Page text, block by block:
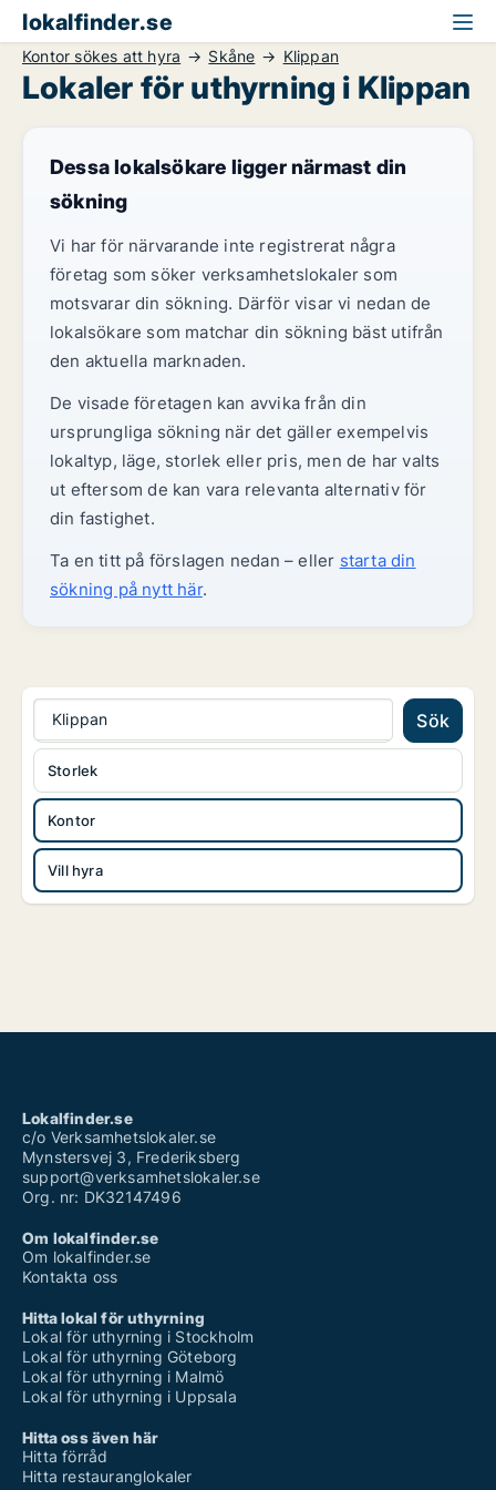
lokalfinder.se
Kontor sökes att hyra Skåne Klippan
Lokaler för uthyrning i Klippan
Dessa lokalsökare ligger närmast din
sökning
Vi har för närvarande inte registrerat några
företag som söker verksamhetslokaler som
motsvarar din sökning. Därför visar vi nedan de
lokalsökare som matchar din sökning bäst utifrån
den aktuella marknaden.
De visade företagen kan avvika från din
ursprungliga sökning när det gäller exempelvis
lokaltyp, läge, storlek eller pris, men de har valts
ut eftersom de kan vara relevanta alternativ för
din fastighet.
Ta en titt på förslagen nedan – eller starta din
sökning på nytt här.
Klippan Sök
Kontor
Vill hyra
Storlek
Lokalfinder.se
c/o Verksamhetslokaler.se
Mynstersvej 3, Frederiksberg
support@verksamhetslokaler.se
Org. nr: DK32147496
Om lokalfinder.se
Om lokalfinder.se
Kontakta oss
Hitta lokal för uthyrning
Lokal för uthyrning i Stockholm
Lokal för uthyrning Göteborg
Lokal för uthyrning i Malmö
Lokal för uthyrning i Uppsala
Hitta oss även här
Hitta förråd
Hitta restauranglokaler